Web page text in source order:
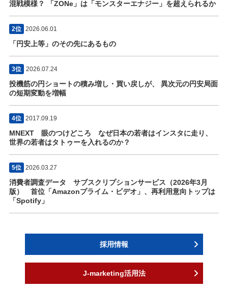
混戦模様？ 「ZONe」は「モンスターエナジー」を超えられるか
2位 2026.06.01
「円安上等」のその先にあるもの
3位 2026.07.24
投機筋の円ショートの積み増し・買い戻しが、 異次元の円安局面
の短期変動を増幅
4位 2017.09.19
MNEXT 眼のつけどころ なぜ日本の若者はインスタに走り、
世界の若者はタトゥーを入れるのか？
5位 2026.03.27
消費者調査データ サブスクリプションサービス（2026年3月
版） 首位「Amazonプライム・ビデオ」、再利用意向トップは
「Spotify」
採用情報
J-marketing活用法